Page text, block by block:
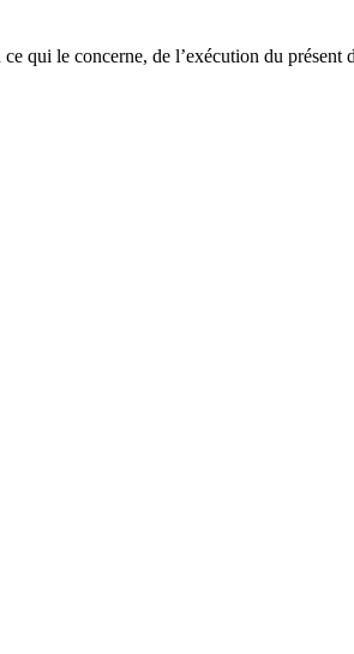
qui le concerne, de l’exécution du présent